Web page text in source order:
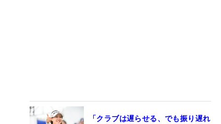
「クラブは遅らせる、でも振り遅れ